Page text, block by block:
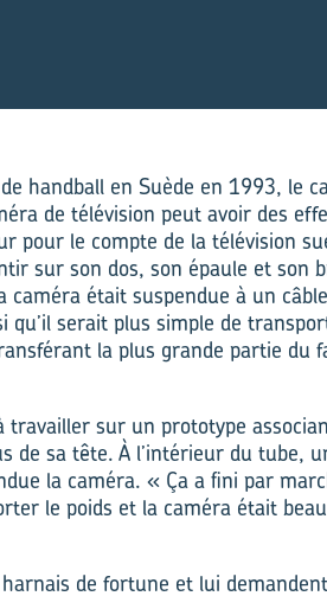
handball en Suède en 1993, le
de télévision peut avoir des
pour le compte de la télévision
sur son dos, son épaule et son
était suspendue à un
serait plus simple de
la plus grande partie du
travailler sur un prototype
de sa tête. À l’intérieur du tube,
la caméra. « Ça a fini par
le poids et la caméra était
de fortune et lui